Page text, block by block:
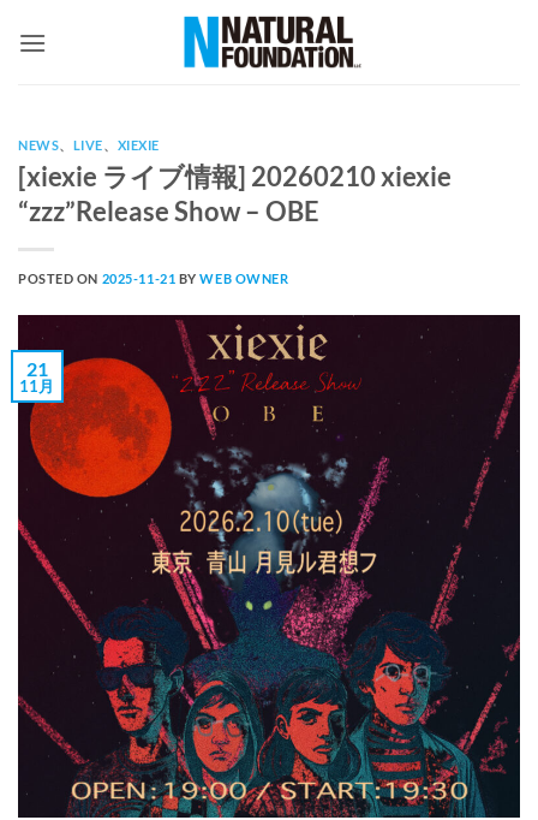
NEWS、 LIVE、 XIEXIE
[xiexie ライブ情報] 20260210 xiexie
“zzz”Release Show – OBE
POSTED ON 2025-11-21 BYWEB OWNER
21
11月